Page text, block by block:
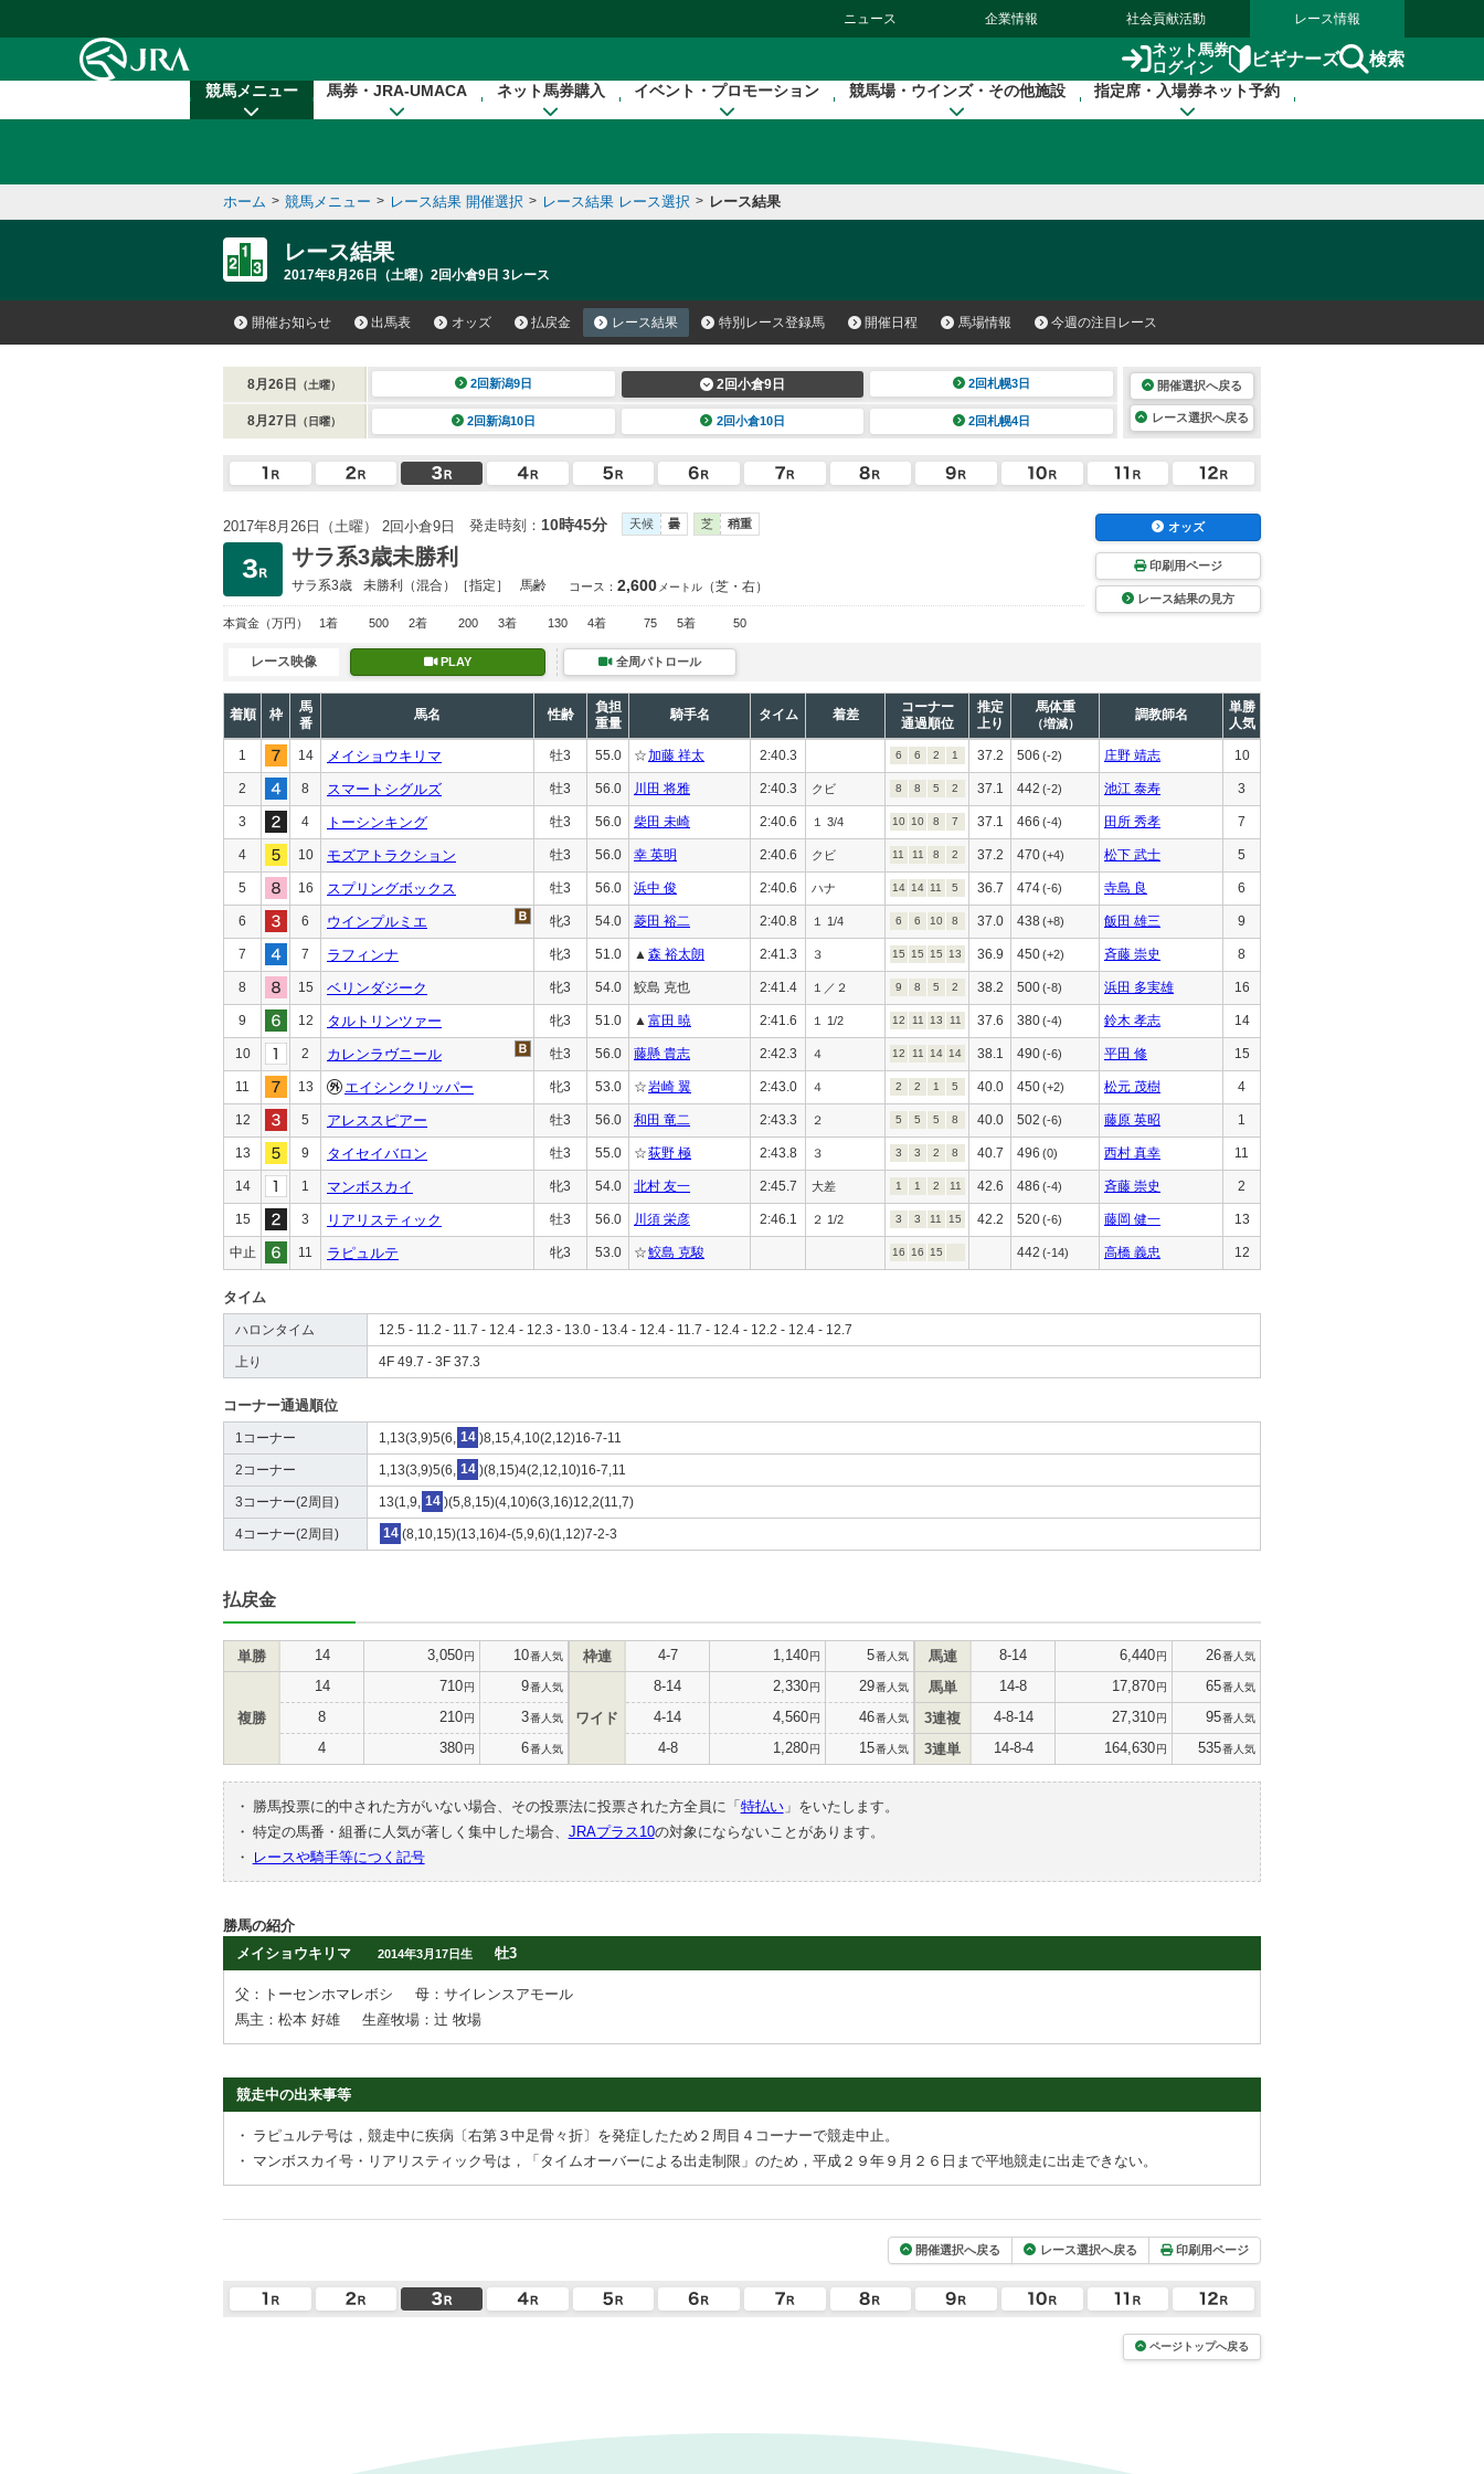
ニュース 企業情報 社会貢献活動 レース情報
ネット馬券
ログイン
ビギナーズ 検索
競馬メニュー 馬券・JRA-UMACA ネット馬券購入 イベント・プロモーション 競馬場・ウインズ・その他施設 指定席・入場券ネット予約
ホーム > 競馬メニュー > レース結果 開催選択 > レース結果 レース選択 > レース結果
レース結果
2017年8月26日（土曜）2回小倉9日 3レース
開催お知らせ 出馬表 オッズ 払戻金 レース結果 特別レース登録馬 開催日程 馬場情報 今週の注目レース
8月26日 （土曜） 2回新潟9日 2回小倉9日 2回札幌3日
8月27日 （日曜） 2回新潟10日 2回小倉10日 2回札幌4日
開催選択へ戻る
レース選択へ戻る
2017年8月26日（土曜） 2回小倉9日 発走時刻： 10時45分 天候 曇 芝 稍重
サラ系3歳未勝利
サラ系3歳 未勝利 （混合）［指定］ 馬齢 コース： 2,600 メートル （芝・右）
本賞金 （万円） 1着 500 2着 200 3着 130 4着 75 5着 50
オッズ
印刷用ページ
レース結果の見方
レース映像 PLAY 全周パトロール
着順 枠
馬
番
馬名 性齢
負担
重量
騎手名 タイム 着差
コーナー
通過順位
推定
上り
馬体重
（増減）
調教師名
単勝
人気
1 14 メイショウキリマ 牡3 55.0 ☆加藤 祥太 2:40.3 6 6 2 1 37.2 506 (-2) 庄野 靖志 10
2 8 スマートシグルズ 牡3 56.0 川田 将雅 2:40.3 クビ 8 8 5 2 37.1 442 (-2) 池江 泰寿 3
3 4 トーシンキング 牡3 56.0 柴田 未崎 2:40.6 １ 3/4 10 10 8 7 37.1 466 (-4) 田所 秀孝 7
4 10 モズアトラクション 牡3 56.0 幸 英明 2:40.6 クビ 11 11 8 2 37.2 470(+4) 松下 武士 5
5 16 スプリングボックス 牡3 56.0 浜中 俊 2:40.6 ハナ 14 14 11 5 36.7 474(-6) 寺島 良 6
6 6 ウインプルミエ 牝3 54.0 菱田 裕二 2:40.8 １ 1/4 6 6 10 8 37.0 438 (+8) 飯田 雄三 9
7 7 ラフィンナ 牝3 51.0 ▲ 森 裕太朗 2:41.3 ３ 15 15 15 13 36.9 450(+2) 斉藤 崇史 8
8 15 ベリンダジーク 牝3 54.0 鮫島 克也 2:41.4 １／２ 9 8 5 2 38.2 500(-8) 浜田 多実雄 16
9 12 タルトリンツァー 牝3 51.0 ▲ 富田 暁 2:41.6 １ 1/2 12 11 13 11 37.6 380(-4) 鈴木 孝志 14
10 2 カレンラヴニール 牡3 56.0 藤懸 貴志 2:42.3 ４ 12 11 14 14 38.1 490(-6) 平田 修 15
11 13 エイシンクリッパー 牝3 53.0 ☆岩崎 翼 2:43.0 ４ 2 2 1 5 40.0 450(+2) 松元 茂樹 4
12 5 アレススピアー 牡3 56.0 和田 竜二 2:43.3 ２ 5 5 5 8 40.0 502 (-6) 藤原 英昭 1
13 9 タイセイバロン 牡3 55.0 ☆荻野 極 2:43.8 ３ 3 3 2 8 40.7 496 (0) 西村 真幸 11
14 1 マンボスカイ 牝3 54.0 北村 友一 2:45.7 大差 1 1 2 11 42.6 486 (-4) 斉藤 崇史 2
15 3 リアリスティック 牡3 56.0 川須 栄彦 2:46.1 ２ 1/2 3 3 11 15 42.2 520(-6) 藤岡 健一 13
中止 11 ラピュルテ 牝3 53.0 ☆鮫島 克駿 16 16 15 442 (-14) 高橋 義忠 12
タイム
ハロンタイム 12.5 - 11.2 - 11.7 - 12.4 - 12.3 - 13.0 - 13.4 - 12.4 - 11.7 - 12.4 - 12.2 - 12.4 - 12.7
上り 4F 49.7 - 3F 37.3
コーナー通過順位
1コーナー 1,13(3,9)5(6, 14 )8,15,4,10(2,12)16-7-11
2コーナー 1,13(3,9)5(6, 14 )(8,15)4(2,12,10)16-7,11
3コーナー(2周目) 13(1,9, 14 )(5,8,15)(4,10)6(3,16)12,2(11,7)
4コーナー(2周目) 14 (8,10,15)(13,16)4-(5,9,6)(1,12)7-2-3
払戻金
単勝 14 3,050円 10番人気
複勝
14 710円 9番人気
8 210円 3番人気
4 380円 6番人気
枠連 4-7 1,140円 5番人気
ワイド
8-14 2,330円 29番人気
4-14 4,560円 46番人気
4-8 1,280円 15番人気
馬連 8-14 6,440円 26番人気
馬単 14-8 17,870円 65番人気
3連複 4-8-14 27,310円 95番人気
3連単 14-8-4 164,630円 535番人気
・ 勝馬投票に的中された方がいない場合、その投票法に投票された方全員に「 特払い」をいたします。
・ 特定の馬番・組番に人気が著しく集中した場合、 JRAプラス10の対象にならないことがあります。
・
レースや騎手等につく記号
勝馬の紹介
メイショウキリマ
2014年3月17日生 牡3
父：トーセンホマレボシ
母：サイレンスアモール
馬主：松本 好雄
生産牧場：辻 牧場
競走中の出来事等
・ ラピュルテ号は，競走中に疾病〔右第３中足骨々折〕を発症したため２周目４コーナーで競走中止。
・ マンボスカイ号・リアリスティック号は，「タイムオーバーによる出走制限」のため，平成２９年９月２６日まで平地競走に出走できない。
開催選択へ戻る レース選択へ戻る 印刷用ページ
ページトップへ戻る